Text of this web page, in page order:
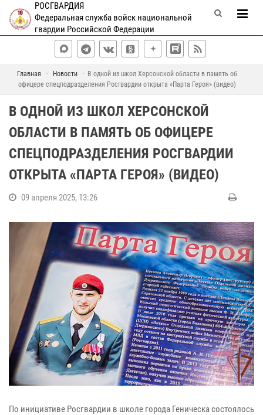
РОСГВАРДИЯ
Федеральная служба войск национальной
гвардии Российской Федерации
Главная Новости
В одной из школ Херсонской области в память об
офицере спецподразделения Росгвардии открыта «Парта Героя» (видео)
В ОДНОЙ ИЗ ШКОЛ ХЕРСОНСКОЙ
ОБЛАСТИ В ПАМЯТЬ ОБ ОФИЦЕРЕ
СПЕЦПОДРАЗДЕЛЕНИЯ РОСГВАРДИИ
ОТКРЫТА «ПАРТА ГЕРОЯ» (ВИДЕО)
09 апреля 2025, 13:26
По инициативе Росгвардии в школе города Геническа состоялось